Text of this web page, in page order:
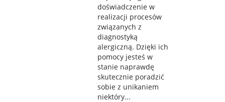
doświadczenie w
realizacji procesów
związanych z
diagnostyką
alergiczną. Dzięki ich
pomocy jesteś w
stanie naprawdę
skutecznie poradzić
sobie z unikaniem
niektóry...